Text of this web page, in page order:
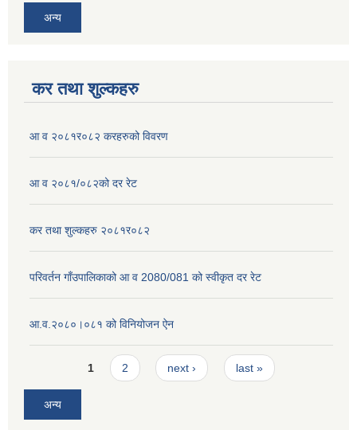
अन्य
कर तथा शुल्कहरु
आ व २०८१र०८२ करहरुको विवरण
आ व २०८१/०८२को दर रेट
कर तथा शुल्कहरु २०८१र०८२
परिवर्तन गाँउपालिकाको आ व 2080/081 को स्वीकृत दर रेट
आ.व.२०८०।०८१ को विनियोजन ऐन
Pages1 2 next › last »
अन्य